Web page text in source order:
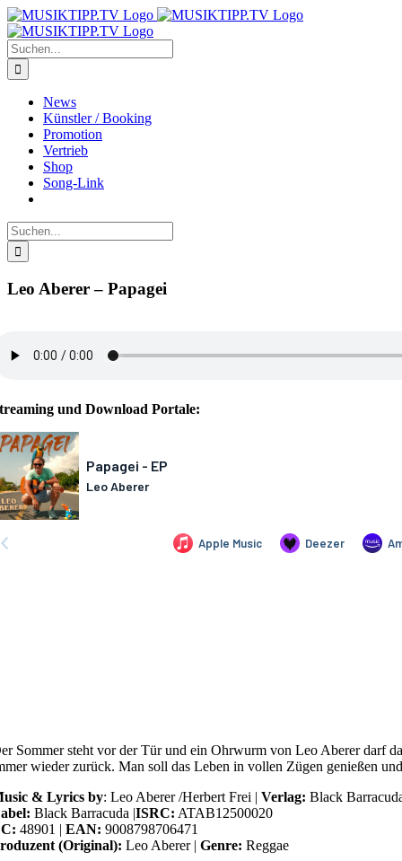
Zum
Inhalt
springen
Suche
nach:
News
Künstler / Booking
Promotion
Vertrieb
Shop
Song-Link
Suche
nach:
Leo Aberer – Papagei
und Download Portale:
Sommer steht vor der Tür und ein Ohrwurm von Leo Aberer darf
wieder zurück. Man soll das Leben in vollen Zügen genießen
& Lyrics by: Leo Aberer /Herbert Frei | Verlag: Black
Black Barracuda |ISRC: ATAB12500020
48901 | EAN: 9008798706471
(Original): Leo Aberer | Genre: Reggae